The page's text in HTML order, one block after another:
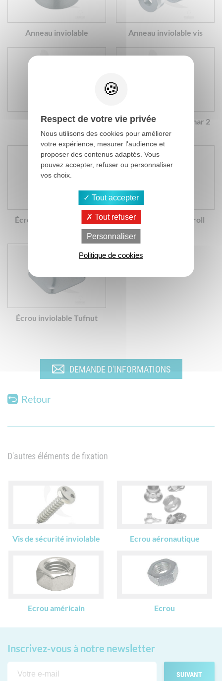
Anneau inviolable Anneau inviolable vis
Écrou inviolable
autocassant
Écrou inviolable Kinmar 2
sens
Écrou inviolable Kinmar
Écrou inviolable Scroll
Écrou inviolable Tufnut
DEMANDE D'INFORMATIONS
Retour
D'autres éléments de fixation
Vis de sécurité inviolable Ecrou aéronautique
Ecrou américain Ecrou
Inscrivez-vous à notre newsletter
Respect de votre vie privée
Nous utilisons des cookies pour améliorer
votre expérience, mesurer l'audience et
proposer des contenus adaptés. Vous
pouvez accepter, refuser ou personnaliser
vos choix.
Tout accepter
Tout refuser
Personnaliser
Politique de cookies